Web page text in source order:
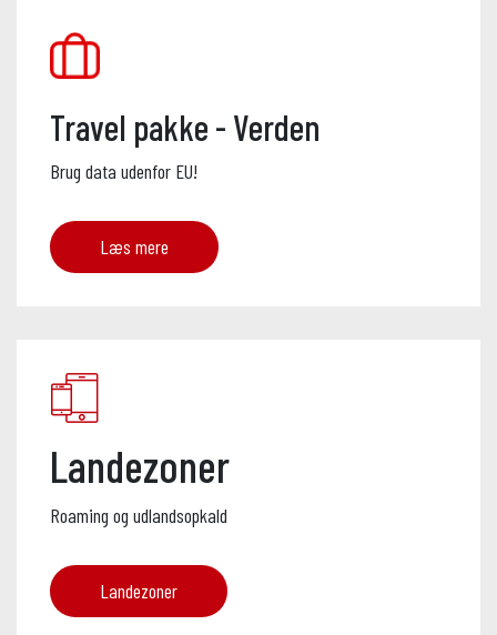
Travel pakke - Verden
Brug data udenfor EU!
Læs mere
Landezoner
Roaming og udlandsopkald
Landezoner